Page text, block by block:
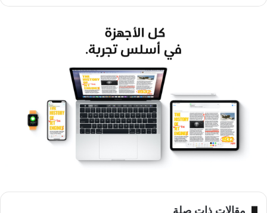
وأضافت آبل مؤخرا إلى خط MagSafe الخاص بها من الملحقات، بما
ولم ترد آبل بعد على طلب للتعليق من DailyMail.com.
وبالإضافة إلى ذلك، من المرجح أن تحصل نسخة 2022 من آيفون